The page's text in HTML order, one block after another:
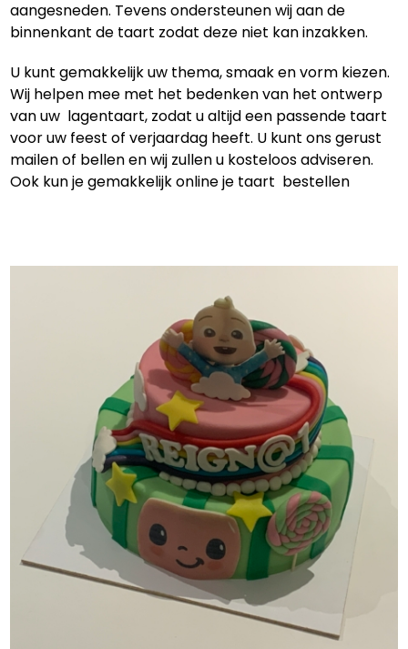
aangesneden. Tevens ondersteunen wij aan de
binnenkant de taart zodat deze niet kan inzakken.
U kunt gemakkelijk uw thema, smaak en vorm kiezen.
Wij helpen mee met het bedenken van het ontwerp
van uw lagentaart, zodat u altijd een passende taart
voor uw feest of verjaardag heeft. U kunt ons gerust
mailen of bellen en wij zullen u kosteloos adviseren.
Ook kun je gemakkelijk online je taart bestellen